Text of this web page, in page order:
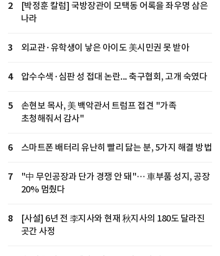
2
[박정훈 칼럼] 국방장관이 모택동 어록을 좌우명 삼은
나라
3 외교관·유학생이 낳은 아이도 美시민권 못 받아
4 압수수색·심판 성 접대 논란... 축구협회, 고개 숙였다
5
손현보 목사, 美 백악관서 트럼프 접견 "가족
초청해줘서 감사"
6 스마트폰 배터리 유난히 빨리 닳는 분, 5가지 해결 방법
7
"中 무인공장과 단가 경쟁 안 돼"… 車부품 성지, 공장
20% 멈췄다
8
[사설] 6년 전 李지사와 현재 秋지사의 180도 달라진
곳간 사정